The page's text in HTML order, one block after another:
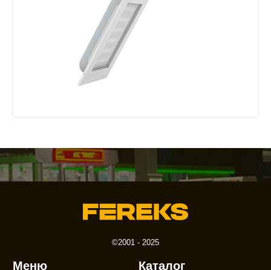
©2001 - 2025
Меню Каталог